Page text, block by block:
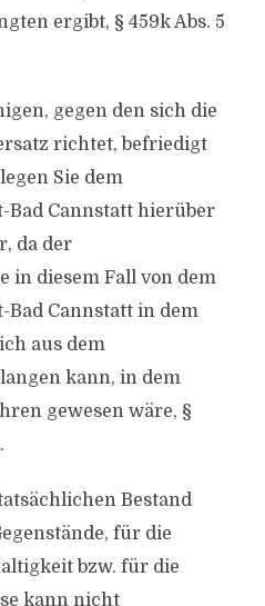
ergibt, § 459k Abs. 5
gegen den sich die
richtet, befriedigt
Sie dem
Cannstatt hierüber
da der
in diesem Fall von dem
Cannstatt in dem
aus dem
kann, in dem
gewesen wäre, §
Bestand
für die
bzw. für die
kann nicht